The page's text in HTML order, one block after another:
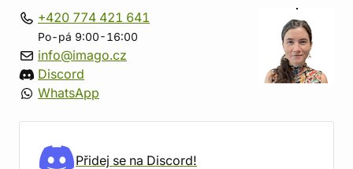
+420 774 421 641
Po-pá 9:00-16:00
info@imago.cz
Discord
WhatsApp
Přidej se na Discord!